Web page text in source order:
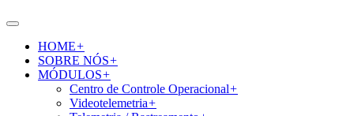
HOME+
SOBRE NÓS+
MÓDULOS+
Centro de Controle Operacional+
Videotelemetria+